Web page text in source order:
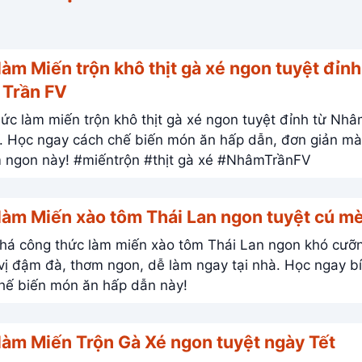
Miến trộn khô thịt gà xé ngon tuyệt
FV
làm miến trộn khô thịt gà xé ngon tuyệt đỉnh từ
Học ngay cách chế biến món ăn hấp dẫn, đơn giản
kỳ thơm ngon này! #miếntrộn #thịt gà xé #NhâmTrầnFV
Miến xào tôm Thái Lan ngon tuyệt cú
công thức làm miến xào tôm Thái Lan ngon khó
đậm đà, thơm ngon, dễ làm ngay tại nhà. Học ngay bí
biến món ăn hấp dẫn này!
Miến Trộn Gà Xé ngon tuyệt ngày Tết